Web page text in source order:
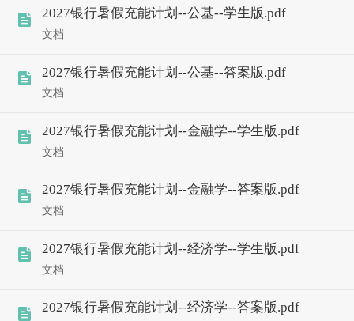
2027银行暑假充能计划--公基--学生版.pdf
文档
2027银行暑假充能计划--公基--答案版.pdf
文档
2027银行暑假充能计划--金融学--学生版.pdf
文档
2027银行暑假充能计划--金融学--答案版.pdf
文档
2027银行暑假充能计划--经济学--学生版.pdf
文档
2027银行暑假充能计划--经济学--答案版.pdf